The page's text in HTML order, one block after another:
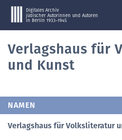
Digitales Archiv
jüdischer Autorinnen und Autoren
in Berlin 1933–1945
Verlagshaus für
und Kunst
NAMEN
Verlagshaus für Volksliteratur